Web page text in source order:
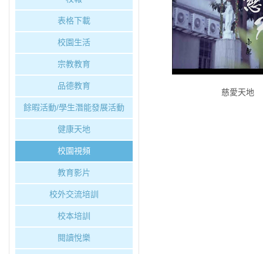
表格下載
校園生活
宗教教育
品德教育
餘暇活動/學生潛能發展活動
健康天地
校園視頻
教育影片
校外交流培訓
校本培訓
閱讀悅樂
慈愛天地